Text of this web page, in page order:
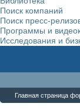
Поиск компаний
Поиск пресс-
Программы и
Исследования и
Главная страница